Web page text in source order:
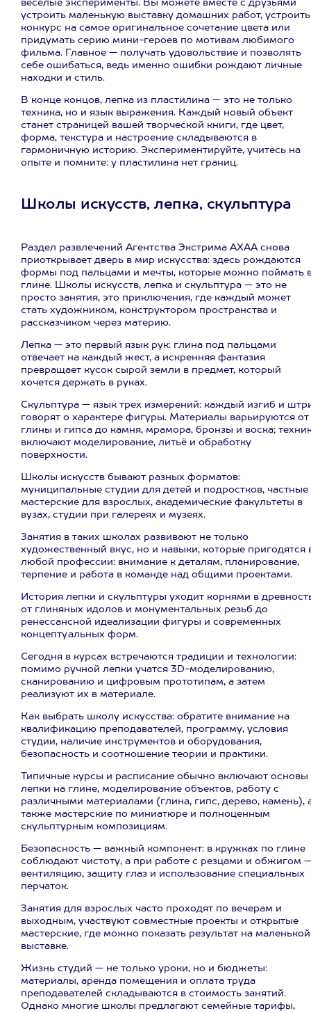
весёлые эксперименты. Вы можете вместе с друзьями
устроить маленькую выставку домашних работ, устроить
конкурс на самое оригинальное сочетание цвета или
придумать серию мини-героев по мотивам любимого
фильма. Главное — получать удовольствие и позволять
себе ошибаться, ведь именно ошибки рождают личные
находки и стиль.
В конце концов, лепка из пластилина — это не только
техника, но и язык выражения. Каждый новый объект
станет страницей вашей творческой книги, где цвет,
форма, текстура и настроение складываются в
гармоничную историю. Экспериментируйте, учитесь на
опыте и помните: у пластилина нет границ.
Школы искусств, лепка, скульптура
Раздел развлечений Агентства Экстрима АХАА снова
приоткрывает дверь в мир искусства: здесь рождаются
формы под пальцами и мечты, которые можно поймать
глине. Школы искусств, лепка и скульптура — это не
просто занятия, это приключения, где каждый может
стать художником, конструктором пространства и
рассказчиком через материю.
Лепка — это первый язык рук: глина под пальцами
отвечает на каждый жест, а искренняя фантазия
превращает кусок сырой земли в предмет, который
хочется держать в руках.
Скульптура — язык трех измерений: каждый изгиб и
говорят о характере фигуры. Материалы варьируются от
глины и гипса до камня, мрамора, бронзы и воска;
включают моделирование, литьё и обработку
поверхности.
Школы искусств бывают разных форматов:
муниципальные студии для детей и подростков, частные
мастерские для взрослых, академические факультеты в
вузах, студии при галереях и музеях.
Занятия в таких школах развивают не только
художественный вкус, но и навыки, которые пригодятся
любой профессии: внимание к деталям, планирование,
терпение и работа в команде над общими проектами.
История лепки и скульптуры уходит корнями в
от глиняных идолов и монументальных резьб до
ренессансной идеализации фигуры и современных
концептуальных форм.
Сегодня в курсах встречаются традиции и технологии:
помимо ручной лепки учатся 3D-моделированию,
сканированию и цифровым прототипам, а затем
реализуют их в материале.
Как выбрать школу искусства: обратите внимание на
квалификацию преподавателей, программу, условия
студии, наличие инструментов и оборудования,
безопасность и соотношение теории и практики.
Типичные курсы и расписание обычно включают основы
лепки на глине, моделирование объектов, работу с
различными материалами (глина, гипс, дерево, камень),
также мастерские по миниатюре и полноценным
скульптурным композициям.
Безопасность — важный компонент: в кружках по глине
соблюдают чистоту, а при работе с резцами и обжигом
вентиляцию, защиту глаз и использование специальных
перчаток.
Занятия для взрослых часто проходят по вечерам и
выходным, участвуют совместные проекты и открытые
мастерские, где можно показать результат на маленькой
выставке.
Жизнь студий — не только уроки, но и бюджеты:
материалы, аренда помещения и оплата труда
преподавателей складываются в стоимость занятий.
Однако многие школы предлагают семейные тарифы,